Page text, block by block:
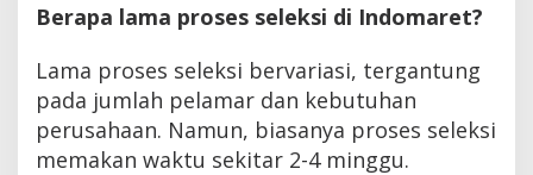
Berapa lama proses seleksi di Indomaret?
Lama proses seleksi bervariasi, tergantung
pada jumlah pelamar dan kebutuhan
perusahaan. Namun, biasanya proses seleksi
memakan waktu sekitar 2-4 minggu.